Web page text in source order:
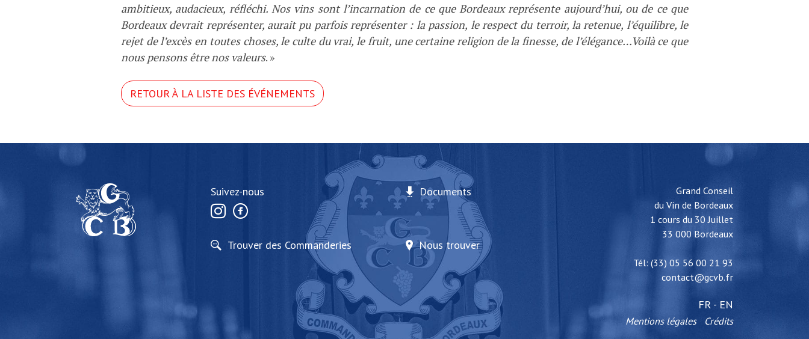
ambitieux, audacieux, réfléchi. Nos vins sont l’incarnation de ce que Bordeaux représente aujourd’hui, ou de ce que
Bordeaux devrait représenter, aurait pu parfois représenter : la passion, le respect du terroir, la retenue, l’équilibre, le
rejet de l’excès en toutes choses, le culte du vrai, le fruit, une certaine religion de la finesse, de l’élégance…Voilà ce que
nous pensons être nos valeurs. »
RETOUR À LA LISTE DES ÉVÉNEMENTS
Suivez-nous Documents
Trouver des Commanderies Nous trouver
Grand Conseil
du Vin de Bordeaux
1 cours du 30 Juillet
33 000 Bordeaux
Tél: (33) 05 56 00 21 93
contact@gcvb.fr
FR - EN
Mentions légales Crédits